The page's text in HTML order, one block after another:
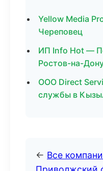
Yellow Media
Череповец
ИП Info Hot —
Ростов-на-
ООО Direct
службы в
← Все